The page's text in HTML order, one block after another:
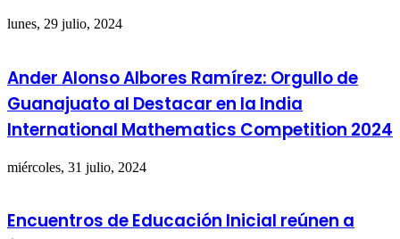
lunes, 29 julio, 2024
Ander Alonso Albores Ramírez: Orgullo de
Guanajuato al Destacar en la India
International Mathematics Competition 2024
miércoles, 31 julio, 2024
Encuentros de Educación Inicial reúnen a